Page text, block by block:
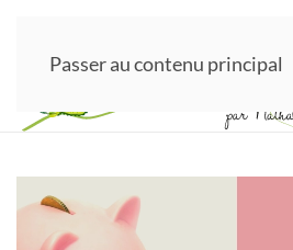
Passer au contenu principal